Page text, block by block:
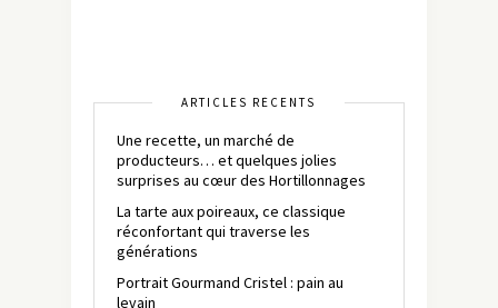
ARTICLES RÉCENTS
Une recette, un marché de
producteurs… et quelques jolies
surprises au cœur des Hortillonnages
La tarte aux poireaux, ce classique
réconfortant qui traverse les
générations
Portrait Gourmand Cristel : pain au
levain